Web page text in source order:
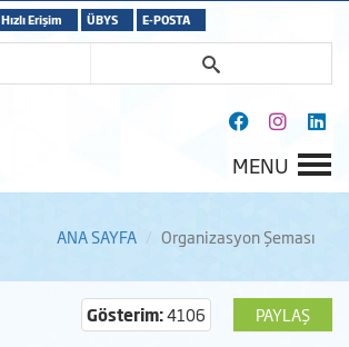
Hızlı Erişim ÜBYS E-POSTA
MENU
ANA SAYFA Organizasyon Şeması
PAYLAŞ
Gösterim:4106